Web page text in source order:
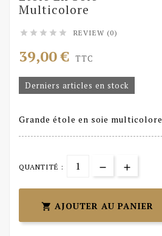
Multicolore
     REVIEW (0)
39,00 € TTC
Derniers articles en stock
Grande étole en soie multicolore
QUANTITÉ :
 AJOUTER AU PANIER